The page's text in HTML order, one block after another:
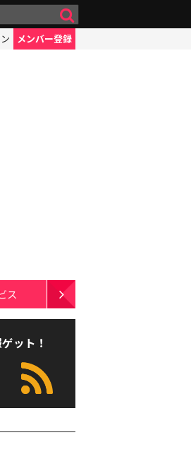
メンバー登録
ス
ット！